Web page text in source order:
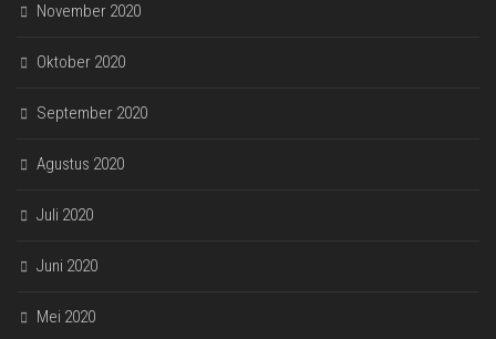
November 2020
Oktober 2020
September 2020
Agustus 2020
Juli 2020
Juni 2020
Mei 2020